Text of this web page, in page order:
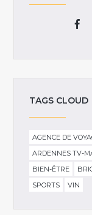
TAGS CLOUD
AGENCE DE
ARDENNES TV-
BIEN-ÊTRE
SPORTS
VIN